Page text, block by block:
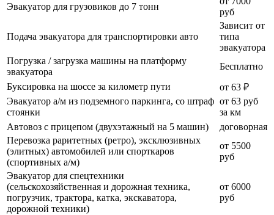
Эвакуатор для грузовиков до 7 тонн
руб
Подача эвакуатора для транспортировки авто
Зависит от
типа
эвакуатора
Погрузка / загрузка машины на платформу
эвакуатора
Бесплатно
Буксировка на шоссе за километр пути
от 63 ₽
Эвакуатор а/м из подземного паркинга, со штраф
стоянки
от 63 руб
за км
Автовоз с прицепом (двухэтажный на 5 машин)
договорная
Перевозка раритетных (ретро), эксклюзивных
(элитных) автомобилей или спорткаров
(спортивных а/м)
от 5500
руб
Эвакуатор для спецтехники
(сельскохозяйственная и дорожная техника,
погрузчик, трактора, катка, экскаватора,
дорожной техники)
от 6000
руб